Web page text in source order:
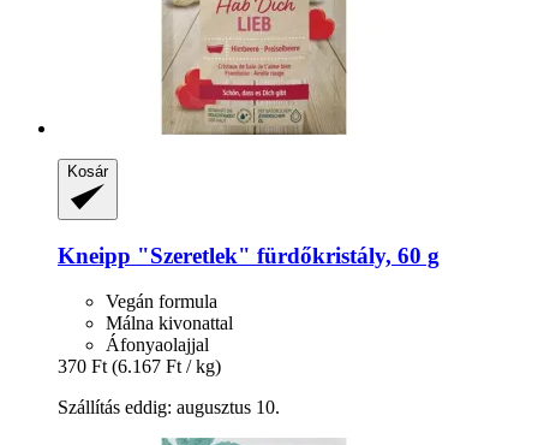
Kosár
Kneipp "Szeretlek" fürdőkristály, 60 g
Vegán formula
Málna kivonattal
Áfonyaolajjal
370 Ft (6.167 Ft / kg)
Szállítás eddig: augusztus 10.